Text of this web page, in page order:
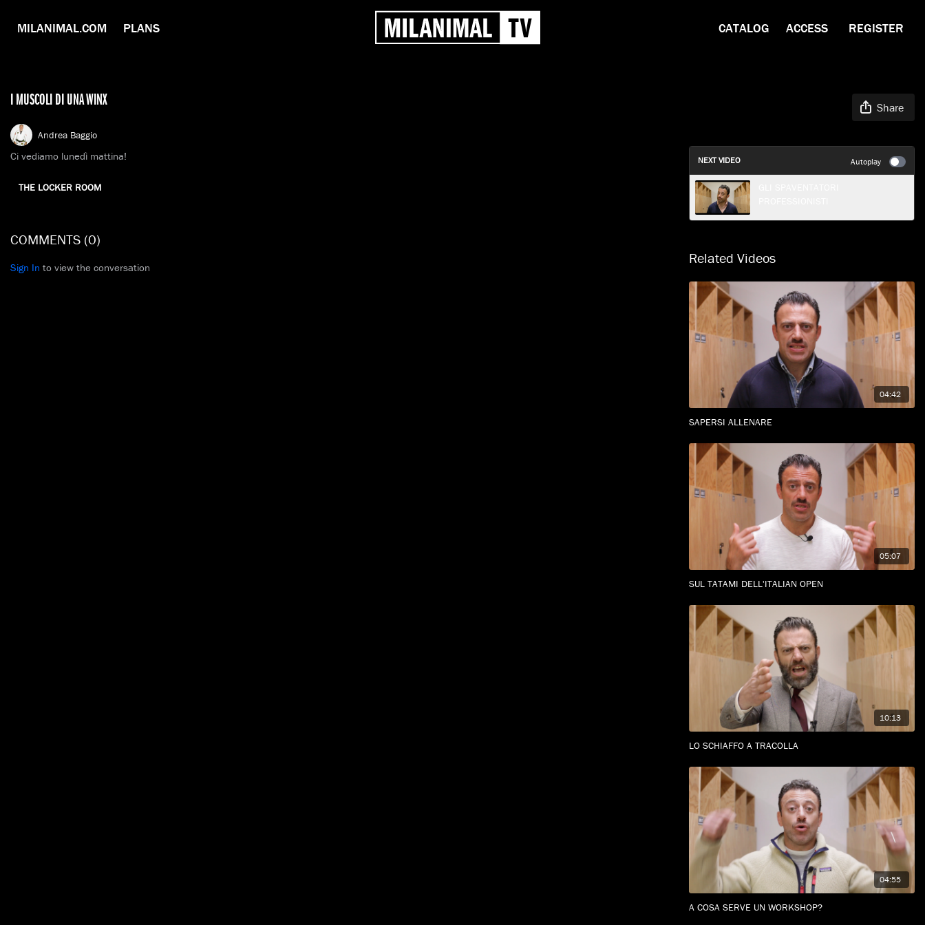
MILANIMAL.COM PLANS CATALOG ACCESS REGISTER
I MUSCOLI DI UNA WINX Share
Andrea Baggio
Ci vediamo lunedì mattina!
THE LOCKER ROOM
COMMENTS (0)
Sign In to view the conversation
NEXT VIDEO Autoplay
Related Videos
04:42
SAPERSI ALLENARE
05:07
SUL TATAMI DELL'ITALIAN OPEN
10:13
LO SCHIAFFO A TRACOLLA
04:55
A COSA SERVE UN WORKSHOP?